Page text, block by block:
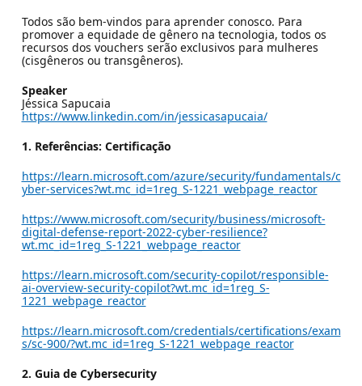
Todos são bem-vindos para aprender conosco. Para
promover a equidade de gênero na tecnologia, todos os
recursos dos vouchers serão exclusivos para mulheres
(cisgêneros ou transgêneros).
Speaker
Jéssica Sapucaia
https://www.linkedin.com/in/jessicasapucaia/
1. Referências: Certificação
https://learn.microsoft.com/azure/security/fundamentals/c
yber-services?wt.mc_id=1reg_S-1221_webpage_reactor
https://www.microsoft.com/security/business/microsoft-
digital-defense-report-2022-cyber-resilience?
wt.mc_id=1reg_S-1221_webpage_reactor
https://learn.microsoft.com/security-copilot/responsible-
ai-overview-security-copilot?wt.mc_id=1reg_S-
1221_webpage_reactor
https://learn.microsoft.com/credentials/certifications/exam
s/sc-900/?wt.mc_id=1reg_S-1221_webpage_reactor
2. Guia de Cybersecurity